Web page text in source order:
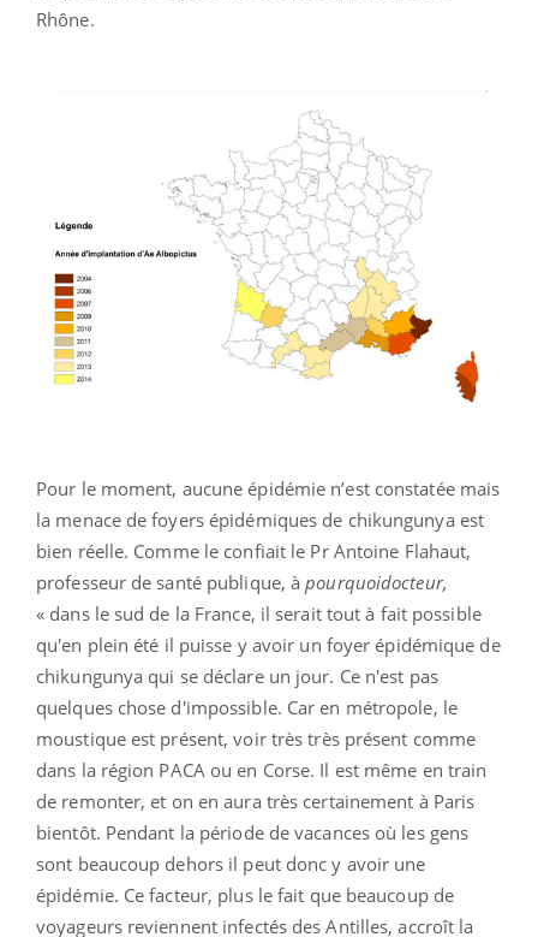
Rhône.
Pour le moment, aucune épidémie n’est constatée mais
la menace de foyers épidémiques de chikungunya est
bien réelle. Comme le confiait le Pr Antoine Flahaut,
professeur de santé publique, àpourquoidocteur,
« dans le sud de la France, il serait tout à fait possible
qu'en plein été il puisse y avoir un foyer épidémique de
chikungunya qui se déclare un jour. Ce n'est pas
quelques chose d'impossible. Car en métropole, le
moustique est présent, voir très très présent comme
dans la région PACA ou en Corse. Il est même en train
de remonter, et on en aura très certainement à Paris
bientôt. Pendant la période de vacances où les gens
sont beaucoup dehors il peut donc y avoir une
épidémie. Ce facteur, plus le fait que beaucoup de
voyageurs reviennent infectés des Antilles, accroît la